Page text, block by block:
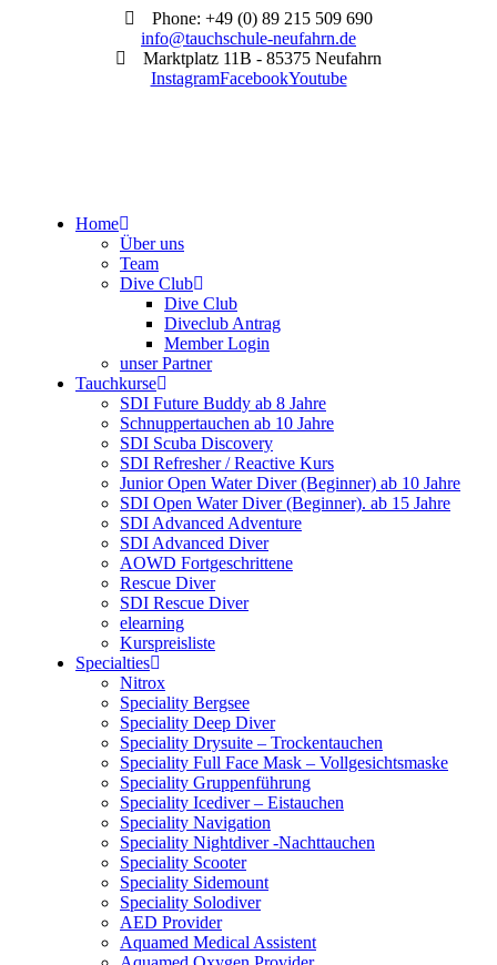
Phone: +49 (0) 89 215 509 690
info@tauchschule-neufahrn.de
Marktplatz 11B - 85375 Neufahrn
InstagramFacebookYoutube
Home
Über uns
Team
Dive Club
Dive Club
Diveclub Antrag
Member Login
unser Partner
Tauchkurse
SDI Future Buddy ab 8 Jahre
Schnuppertauchen ab 10 Jahre
SDI Scuba Discovery
SDI Refresher / Reactive Kurs
Junior Open Water Diver (Beginner) ab 10 Jahre
SDI Open Water Diver (Beginner). ab 15 Jahre
SDI Advanced Adventure
SDI Advanced Diver
AOWD Fortgeschrittene
Rescue Diver
SDI Rescue Diver
elearning
Kurspreisliste
Specialties
Nitrox
Speciality Bergsee
Speciality Deep Diver
Speciality Drysuite – Trockentauchen
Speciality Full Face Mask – Vollgesichtsmaske
Speciality Gruppenführung
Speciality Icediver – Eistauchen
Speciality Navigation
Speciality Nightdiver -Nachttauchen
Speciality Scooter
Speciality Sidemount
Speciality Solodiver
AED Provider
Aquamed Medical Assistent